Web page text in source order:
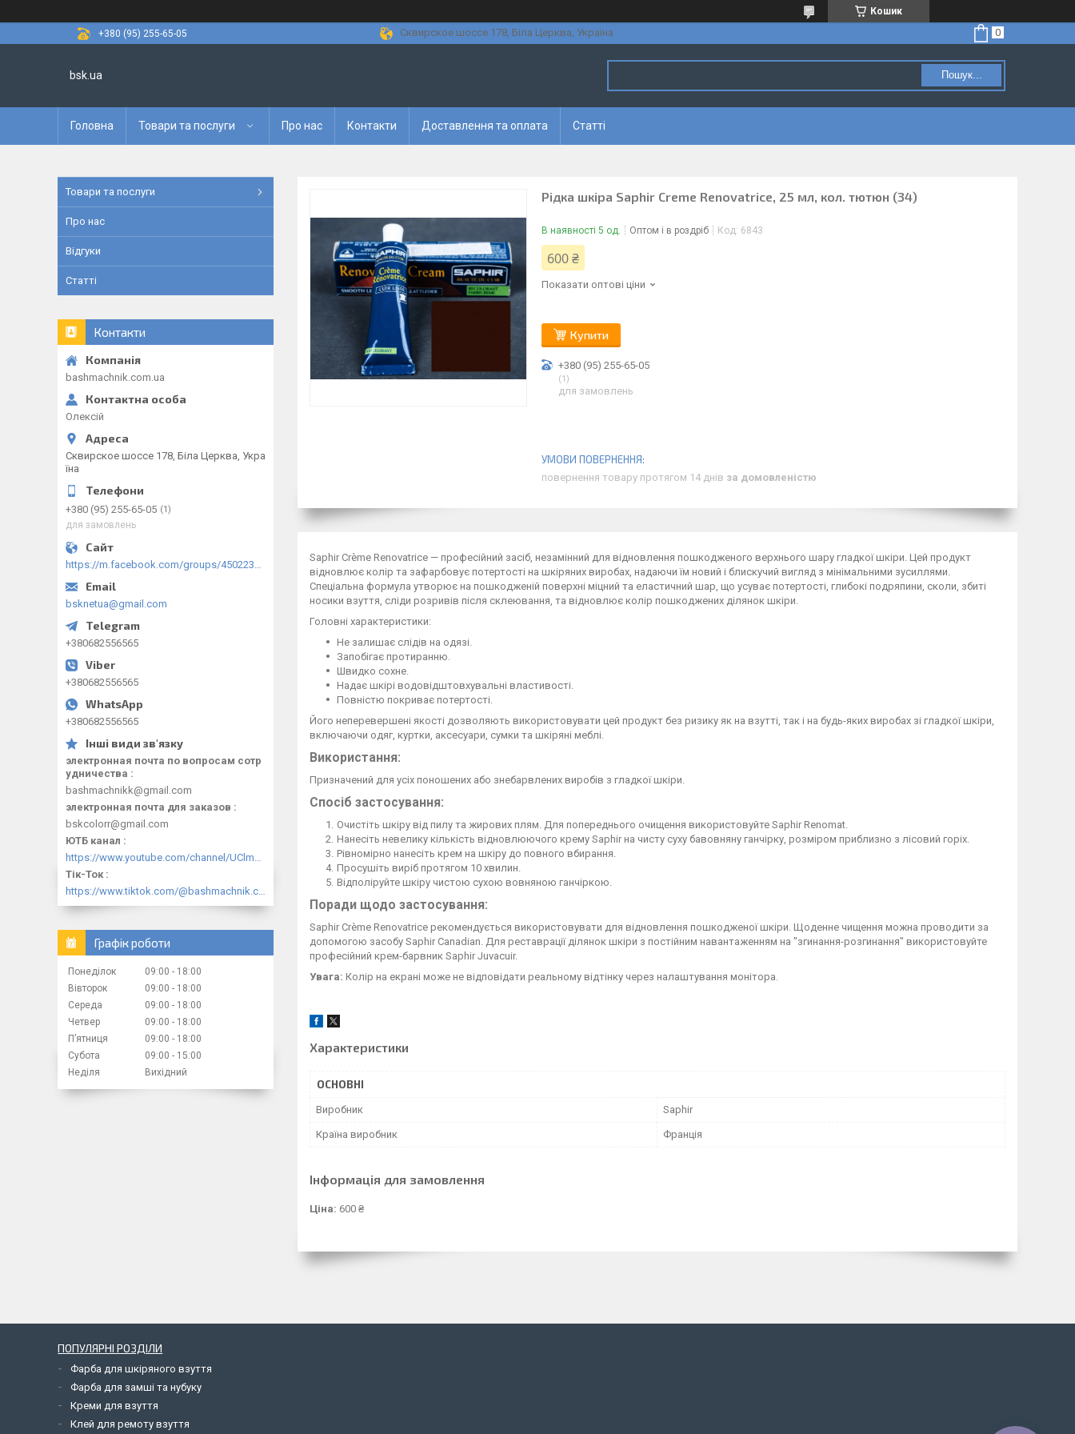
Кошик
+380 (95) 255-65-05
Сквирское шоссе 178, Біла Церква, Україна
bsk.ua Пошук...
Головна Товари та послуги Про нас Контакти Доставлення та оплата Статті
Рідка шкіра Saphir Creme Renovatrice, 25 мл, кол. тютюн (34)
В наявності 5 од. Оптом і в роздріб Код: 6843
600 ₴
Показати оптові ціни
Купити
+380 (95) 255-65-05
1
для замовлень
повернення товару протягом 14 днів за домовленістю
Saphir Crème Renovatrice — професійний засіб, незамінний для відновлення пошкодженого верхнього шару гладкої шкіри. Цей продукт
відновлює колір та зафарбовує потертості на шкіряних виробах, надаючи їм новий і блискучий вигляд з мінімальними зусиллями.
Спеціальна формула утворює на пошкодженій поверхні міцний та еластичний шар, що усуває потертості, глибокі подряпини, сколи, збиті
носики взуття, сліди розривів після склеювання, та відновлює колір пошкоджених ділянок шкіри.
Головні характеристики:
Не залишає слідів на одязі.
Запобігає протиранню.
Швидко сохне.
Надає шкірі водовідштовхувальні властивості.
Повністю покриває потертості.
Його неперевершені якості дозволяють використовувати цей продукт без ризику як на взутті, так і на будь-яких виробах зі гладкої шкіри,
включаючи одяг, куртки, аксесуари, сумки та шкіряні меблі.
Використання:
Призначений для усіх поношених або знебарвлених виробів з гладкої шкіри.
Спосіб застосування:
Очистіть шкіру від пилу та жирових плям. Для попереднього очищення використовуйте Saphir Renomat.
Нанесіть невелику кількість відновлюючого крему Saphir на чисту суху бавовняну ганчірку, розміром приблизно з лісовий горіх.
Рівномірно нанесіть крем на шкіру до повного вбирання.
Просушіть виріб протягом 10 хвилин.
Відполіруйте шкіру чистою сухою вовняною ганчіркою.
Поради щодо застосування:
Saphir Crème Renovatrice рекомендується використовувати для відновлення пошкодженої шкіри. Щоденне чищення можна проводити за
допомогою засобу Saphir Canadian. Для реставрації ділянок шкіри з постійним навантаженням на "згинання-розгинання" використовуйте
професійний крем-барвник Saphir Juvacuir.
Увага: Колір на екрані може не відповідати реальному відтінку через налаштування монітора.
Характеристики
ОСНОВНІ
Виробник Saphir
Країна виробник Франція
Інформація для замовлення
Ціна: 600 ₴
Товари та послуги
Про нас
Відгуки
Статті
Контакти
bashmachnik.com.ua
Олексій
Сквирское шоссе 178, Біла Церква, Укра
їна
+380 (95) 255-65-05 1
для замовлень
https://m.facebook.com/groups/450223289123148/?ref=group_browse
bsknetua@gmail.com
+380682556565
+380682556565
+380682556565
электронная почта по вопросам сотр
удничества
bashmachnikk@gmail.com
электронная почта для заказов
bskcolorr@gmail.com
ЮТБ канал
https://www.youtube.com/channel/UClmpExjfqH65_PkVWCmgPbQ
Тік-Ток
https://www.tiktok.com/@bashmachnik.com.ua
Графік роботи
Понеділок 09:00
18:00
Вівторок
09:00
18:00
Середа
09:00
18:00
Четвер
09:00
18:00
Пʼятниця
09:00
18:00
Субота
09:00
15:00
Неділя
Вихідний
ПОПУЛЯРНІ РОЗДІЛИ
Фарба для шкіряного взуття
Фарба для замші та нубуку
Креми для взуття
Клей для ремоту взуття